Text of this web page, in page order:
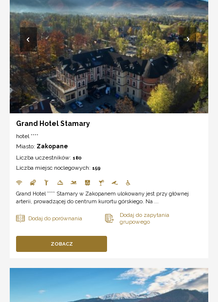
Grand Hotel Stamary
hotel ****
Miasto: Zakopane
Liczba uczestników: 180
Liczba miejsc noclegowych: 159
Grand Hotel **** Stamary w Zakopanem ulokowany jest przy głównej
arterii, prowadzącej do centrum kurortu górskiego. Na ...
ZOBACZ